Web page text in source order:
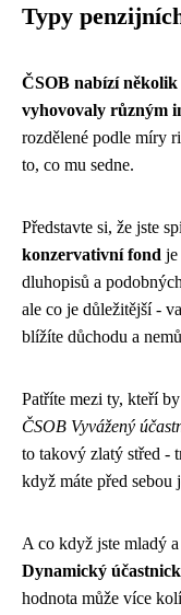
Typy
ČSOB nabízí
vyhovovaly různým
rozdělené podle míry
to, co mu sedne.
Představte si, že jste
konzervativní fond je
dluhopisů a
ale co je důležitější -
blížíte důchodu a
Patříte mezi ty, kteří
ČSOB Vyvážený
to takový zlatý střed -
když máte před sebou
A co když jste mladý
Dynamický
hodnota může více